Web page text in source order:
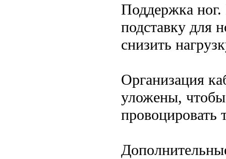
Поддержка ног.
подставку для
снизить
Организация
уложены, чтобы
провоцировать